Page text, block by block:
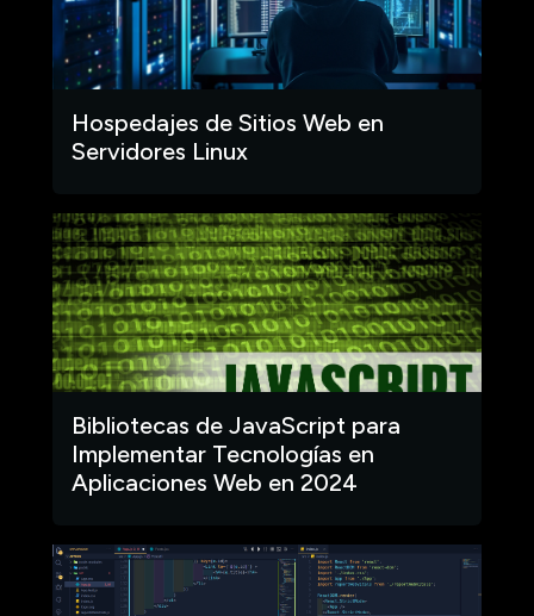
Hospedajes de Sitios Web en
Servidores Linux
Bibliotecas de JavaScript para
Implementar Tecnologías en
Aplicaciones Web en 2024